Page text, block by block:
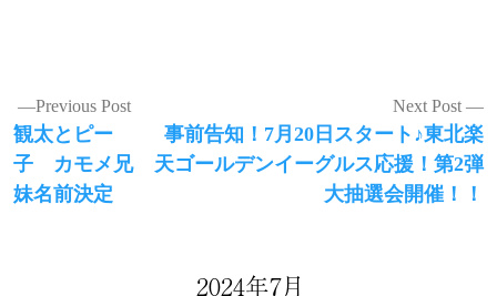
投
稿
ナ
Previous Post
Previous
post:
観太とピー
子 カモメ兄
妹名前決定
Next Post
Next
post:
事前告知！7月20日スタート♪東北楽
天ゴールデンイーグルス応援！第2弾
大抽選会開催！！
2024年7月